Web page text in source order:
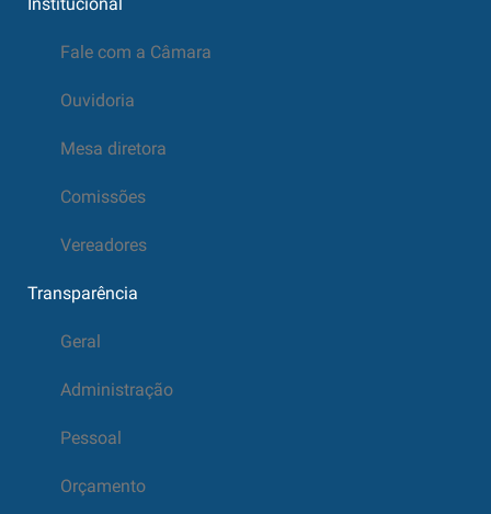
Fale com a Câmara
Ouvidoria
Mesa diretora
Comissões
Vereadores
Transparência
Geral
Administração
Pessoal
Orçamento